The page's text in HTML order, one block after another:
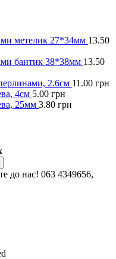
метелик 27*34мм 13.50
бантик 38*38мм 13.50
2.6см 11.00 грн
4см 5.00 грн
25мм 3.80 грн
до нас! 063 4349656,